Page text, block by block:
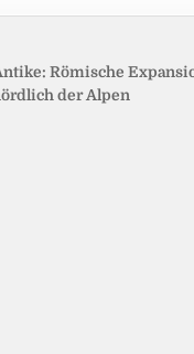
Römische
der Alpen